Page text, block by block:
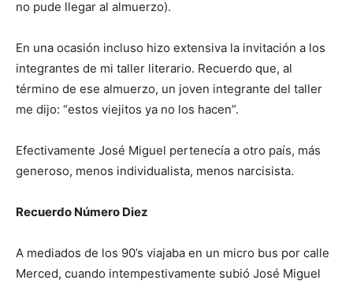
no pude llegar al almuerzo).
En una ocasión incluso hizo extensiva la invitación a los
integrantes de mi taller literario. Recuerdo que, al
término de ese almuerzo, un joven integrante del taller
me dijo: “estos viejitos ya no los hacen”.
Efectivamente José Miguel pertenecía a otro país, más
generoso, menos individualista, menos narcisista.
Recuerdo Número Diez
A mediados de los 90’s viajaba en un micro bus por calle
Merced, cuando intempestivamente subió José Miguel